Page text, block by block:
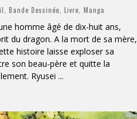
Bande Dessinée Livre Manga
homme âgé de dix-huit ans,
du dragon. A la mort de sa mère,
histoire laisse exploser sa
son beau-père et quitte la
Ryusei ...